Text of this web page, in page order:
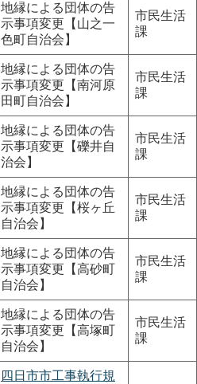
地縁による団体の告
示事項変更【山之一
色町自治会】
市民生活
課
地縁による団体の告
示事項変更【南河原
田町自治会】
市民生活
課
地縁による団体の告
示事項変更【礫井自
治会】
市民生活
課
地縁による団体の告
示事項変更【桜ヶ丘
自治会】
市民生活
課
地縁による団体の告
示事項変更【高砂町
自治会】
市民生活
課
地縁による団体の告
示事項変更【高塚町
自治会】
市民生活
課
四日市市工事執行規